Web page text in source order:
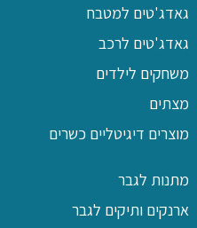
גאדג'טים למטבח
גאדג'טים לרכב
משחקים לילדים
מצתים
מוצרים דיגיטליים כשרים
מתנות לגבר
ארנקים ותיקים לגבר